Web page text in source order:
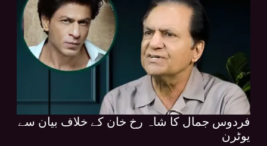
فردوس جمال کا شاہ رخ خان کے خلاف بیان سے
یوٹرن